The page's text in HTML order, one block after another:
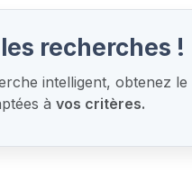
recherches !
intelligent, obtenez le
à vos critères.